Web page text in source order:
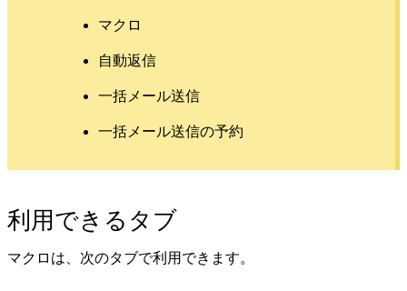
マクロ
自動返信
一括メール送信
一括メール送信の予約
利用できるタブ
マクロは、次のタブで利用できます。